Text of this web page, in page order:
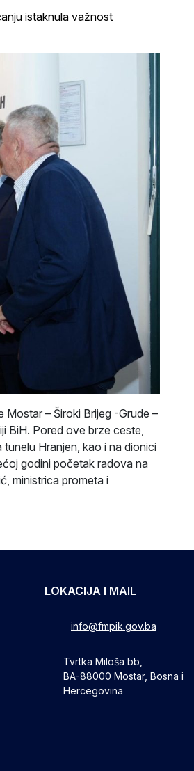
istaknula važnost
– Široki Brijeg -Grude –
BiH. Pored ove brze ceste,
Hranjen, kao i na dionici
godini početak radova na
ministrica prometa i
LOKACIJA I MAIL
info@fmpik.gov.ba
Tvrtka Miloša bb,
BA-88000 Mostar, Bosna i
Hercegovina